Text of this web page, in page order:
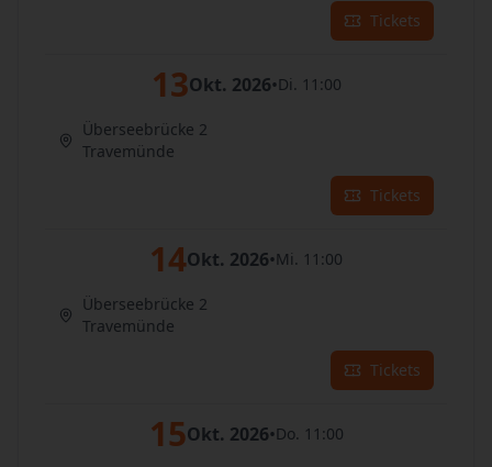
Tickets
13Okt. 2026•Di. 11:00
Überseebrücke 2
Travemünde
Tickets
14Okt. 2026•Mi. 11:00
Überseebrücke 2
Travemünde
Tickets
15Okt. 2026•Do. 11:00